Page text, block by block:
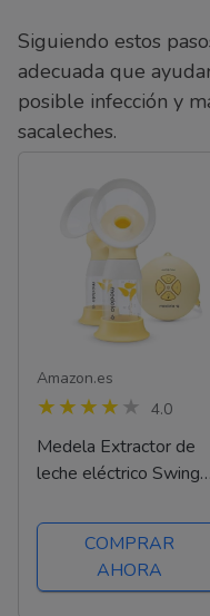
Siguiendo estos
adecuada que
posible infección y
sacaleches.
Amazon.es
4.0
Medela Extractor de
leche eléctrico Swing
menos tiempo, con
protectores PersonalFit
Flex y tecnología
COMPRAR
AHORA